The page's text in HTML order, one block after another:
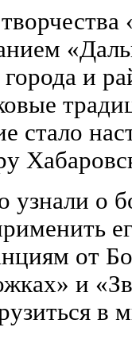
и
стало
узнали о
от
и
в